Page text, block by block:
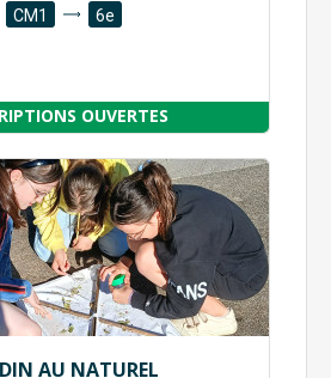
OUVERTES
CM1 6e
AU NATUREL